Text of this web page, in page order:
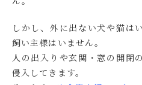
しかし、外に出ない犬や猫は
飼い主様はいません。
人の出入りや玄関・窓の開閉
侵入してきます。